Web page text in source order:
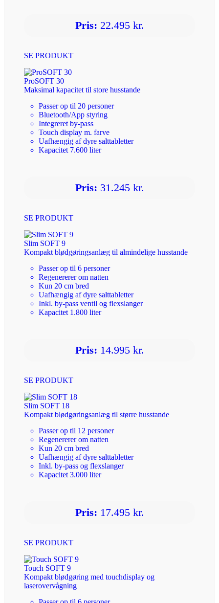
Pris: 22.495 kr.
SE PRODUKT
ProSOFT 30
Maksimal kapacitet til store husstande
Passer op til 20 personer
Bluetooth/App styring
Integreret by-pass
Touch display m. farve
Uafhængig af dyre salttabletter
Kapacitet 7.600 liter
Pris: 31.245 kr.
SE PRODUKT
Slim SOFT 9
Kompakt blødgøringsanlæg til almindelige husstande
Passer op til 6 personer
Regenererer om natten
Kun 20 cm bred
Uafhængig af dyre salttabletter
Inkl. by-pass ventil og flexslanger
Kapacitet 1.800 liter
Pris: 14.995 kr.
SE PRODUKT
Slim SOFT 18
Kompakt blødgøringsanlæg til større husstande
Passer op til 12 personer
Regenererer om natten
Kun 20 cm bred
Uafhængig af dyre salttabletter
Inkl. by-pass og flexslanger
Kapacitet 3.000 liter
Pris: 17.495 kr.
SE PRODUKT
Touch SOFT 9
Kompakt blødgøring med touchdisplay og
laserovervågning